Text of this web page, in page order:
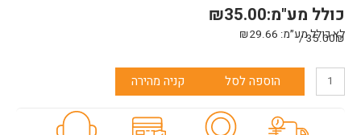
₪35.00כולל מע"מ:
לא כולל מע״מ: ₪29.66
35.00₪ /
כמות
הוספה לסל קניה מהירה